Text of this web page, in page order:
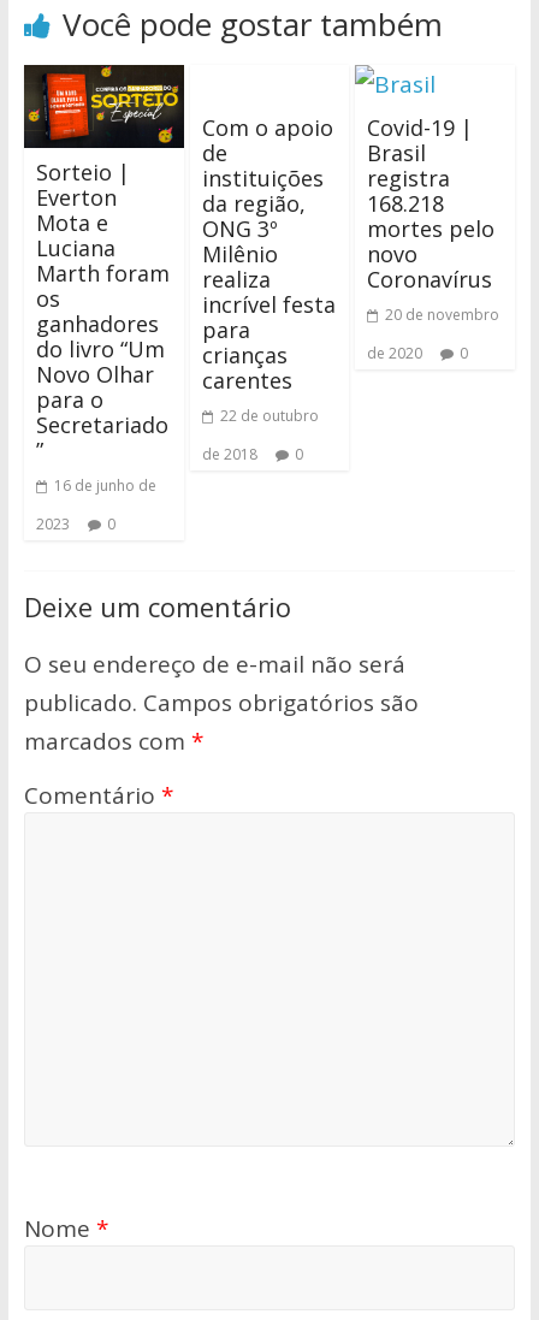
Você pode gostar também
Sorteio |
Everton
Mota e
Luciana
Marth foram
os
ganhadores
do livro “Um
Novo Olhar
para o
Secretariado
”
16 de junho de
2023
0
Com o apoio
de
instituições
da região,
ONG 3º
Milênio
realiza
incrível festa
para
crianças
carentes
22 de outubro
de 2018
0
Covid-19 |
Brasil
registra
168.218
mortes pelo
novo
Coronavírus
20 de novembro
de 2020
0
Deixe um comentário
O seu endereço de e-mail não será
publicado. Campos obrigatórios são
marcados com *
Comentário *
Nome *